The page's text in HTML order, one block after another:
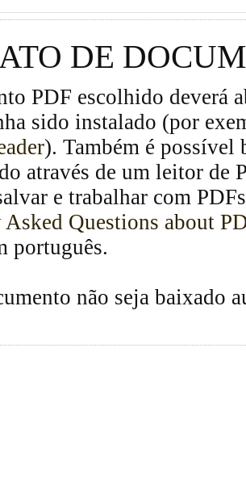
DE
PDF escolhido deverá
sido instalado (por
). Também é possível
através de um leitor de
e trabalhar com
Questions about
português.
não seja baixado